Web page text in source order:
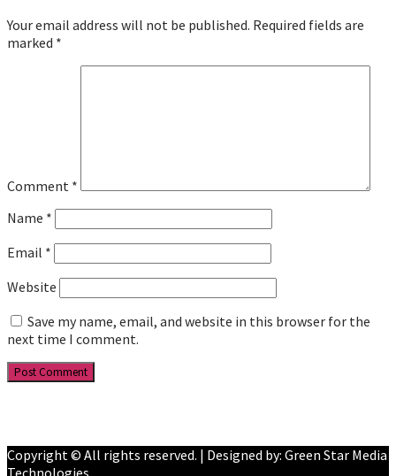
Your email address will not be published. Required fields are
marked *
Comment *
Name *
Email *
Website
Save my name, email, and website in this browser for the
next time I comment.
Copyright © All rights reserved. | Designed by: Green Star Media